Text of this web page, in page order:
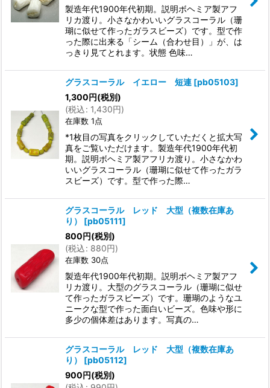
製造年代1900年代初期。説明ボヘミア製アフ
リカ渡り。小さなかわいいグラスコーラル（珊
瑚に似せて作ったガラスビーズ）です。型で作
った際に出来る「シーム（合わせ目）」が、は
っきり見てとれます。状態 色味…
グラスコーラル イエロー 短連 [pb05103]
1,300円(税別)
(税込: 1,430円)
在庫数 1点
*1枚目の写真をクリックしていただくと拡大写
真をご覧いただけます。製造年代1900年代初
期。説明ボヘミア製アフリカ渡り。小さなかわ
いいグラスコーラル（珊瑚に似せて作ったガラ
スビーズ）です。型で作った際…
グラスコーラル レッド 大型（複数在庫あ
り）
[pb05111]
800円(税別)
(税込: 880円)
在庫数 30点
製造年代1900年代初期。説明ボヘミア製アフ
リカ渡り。大型のグラスコーラル（珊瑚に似せ
て作ったガラスビーズ）です。珊瑚のようなユ
ニークな型で作った面白いビーズ。色味や形に
多少の個体差はあります。写真の…
グラスコーラル レッド 大型（複数在庫あ
り）
[pb05112]
900円(税別)